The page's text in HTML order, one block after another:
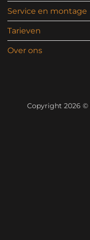
Service en montage
Tarieven
Over ons
Copyright 2026 ©